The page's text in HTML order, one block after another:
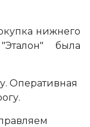
нижнего
была
Оперативная